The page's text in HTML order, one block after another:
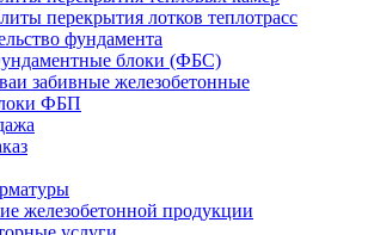
перекрытия лотков теплотрасс
фундамента
блоки (ФБС)
забивные железобетонные
ФБП
железобетонной продукции